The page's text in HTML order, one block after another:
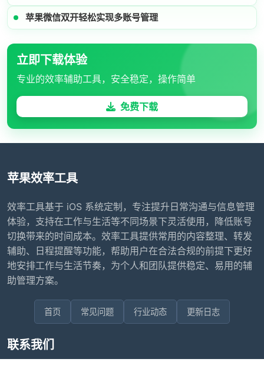
苹果微信双开轻松实现多账号管理
立即下载体验
专业的效率辅助工具，安全稳定，操作简单
免费下载
苹果效率工具
效率工具基于 iOS 系统定制，专注提升日常沟通与信息管理
体验，支持在工作与生活等不同场景下灵活使用，降低账号
切换带来的时间成本。效率工具提供常用的内容整理、转发
辅助、日程提醒等功能，帮助用户在合法合规的前提下更好
地安排工作与生活节奏，为个人和团队提供稳定、易用的辅
助管理方案。
首页 常见问题 行业动态 更新日志
联系我们